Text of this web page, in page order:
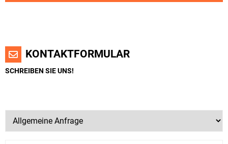
KONTAKTFORMULAR
SCHREIBEN SIE UNS!